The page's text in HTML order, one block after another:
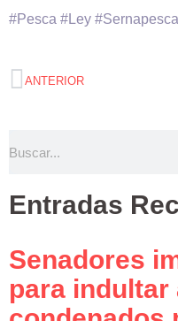
#Pesca #Ley
ANTERIOR
Entradas
Senadores
para